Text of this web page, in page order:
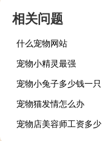
相关问题
什么宠物网站
宠物小精灵最强
宠物小兔子多少钱一只
宠物猫发情怎么办
宠物店美容师工资多少